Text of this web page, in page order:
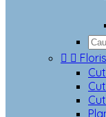
 